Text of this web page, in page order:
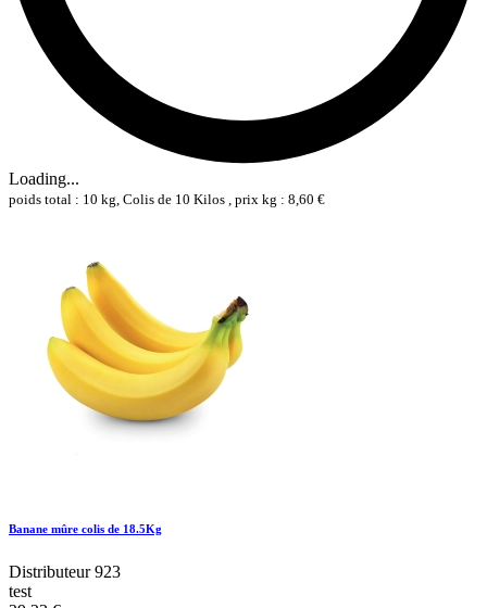
Loading...
poids total : 10 kg, Colis de 10 Kilos , prix kg : 8,60 €
Banane mûre colis de 18.5Kg
Distributeur 923
test